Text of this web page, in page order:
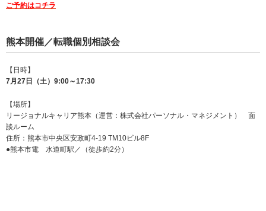
ご予約はコチラ
熊本開催／転職個別相談会
【日時】
7月27日（土）9:00～17:30
【場所】
リージョナルキャリア熊本（運営：株式会社パーソナル・マネジメント） 面
談ルーム
住所：熊本市中央区安政町4-19 TM10ビル8F
●熊本市電 水道町駅／（徒歩約2分）